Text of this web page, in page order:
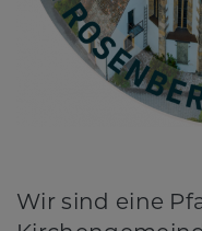
Wir sind eine